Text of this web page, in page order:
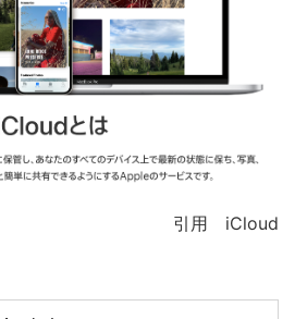
引用 iCloud